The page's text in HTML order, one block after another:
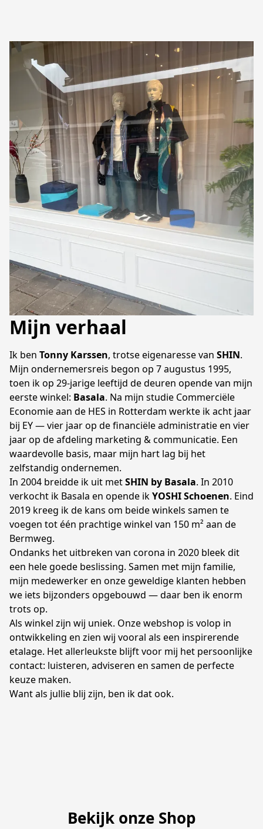
Mijn verhaal
Ik ben Tonny Karssen, trotse eigenaresse van SHIN.
Mijn ondernemersreis begon op 7 augustus 1995,
toen ik op 29-jarige leeftijd de deuren opende van mijn
eerste winkel: Basala. Na mijn studie Commerciële
Economie aan de HES in Rotterdam werkte ik acht jaar
bij EY — vier jaar op de financiële administratie en vier
jaar op de afdeling marketing & communicatie. Een
waardevolle basis, maar mijn hart lag bij het
zelfstandig ondernemen.
In 2004 breidde ik uit met SHIN by Basala. In 2010
verkocht ik Basala en opende ik YOSHI Schoenen. Eind
2019 kreeg ik de kans om beide winkels samen te
voegen tot één prachtige winkel van 150 m² aan de
Bermweg.
Ondanks het uitbreken van corona in 2020 bleek dit
een hele goede beslissing. Samen met mijn familie,
mijn medewerker en onze geweldige klanten hebben
we iets bijzonders opgebouwd — daar ben ik enorm
trots op.
Als winkel zijn wij uniek. Onze webshop is volop in
ontwikkeling en zien wij vooral als een inspirerende
etalage. Het allerleukste blijft voor mij het persoonlijke
contact: luisteren, adviseren en samen de perfecte
keuze maken.
Want als jullie blij zijn, ben ik dat ook.
Bekijk onze Shop